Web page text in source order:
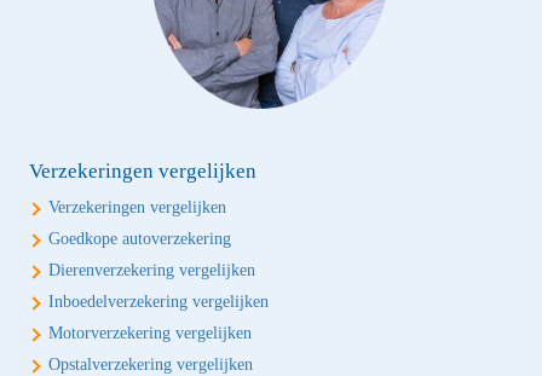
Verzekeringen vergelijken
Verzekeringen vergelijken
Goedkope autoverzekering
Dierenverzekering vergelijken
Inboedelverzekering vergelijken
Motorverzekering vergelijken
Opstalverzekering vergelijken